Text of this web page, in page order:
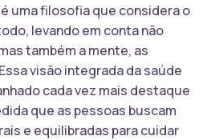
uma filosofia que considera o
levando em conta não
também a mente, as
visão integrada da saúde
cada vez mais destaque
que as pessoas buscam
e equilibradas para cuidar